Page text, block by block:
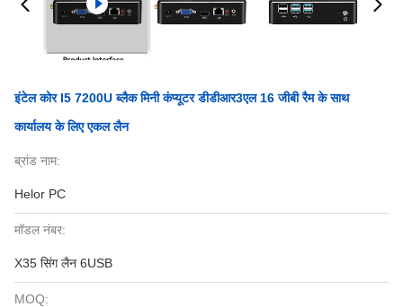
इंटेल कोर I5 7200U ब्लैक मिनी कंप्यूटर डीडीआर3एल 16 जीबी रैम के साथ
कार्यालय के लिए एकल लैन
ब्रांड नाम:
Helor PC
मॉडल नंबर:
X35 सिंग लैन 6USB
MOQ: